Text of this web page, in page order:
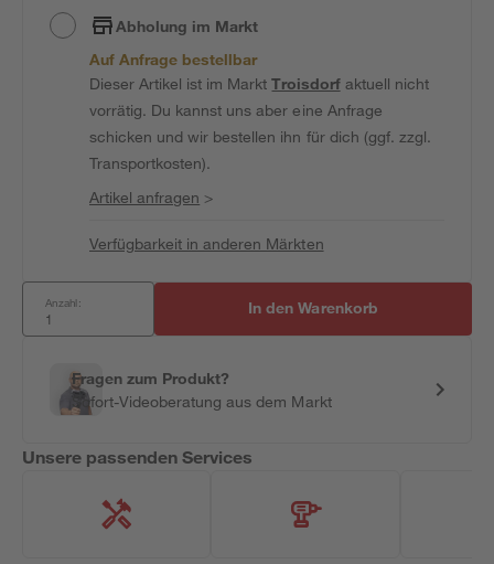
Abholung im Markt
Auf Anfrage bestellbar
Dieser Artikel ist im MarktTroisdorfaktuell nicht
vorrätig. Du kannst uns aber eine Anfrage
schicken und wir bestellen ihn für dich (ggf. zzgl.
Transportkosten).
Artikel anfragen >
Verfügbarkeit in anderen Märkten
Anzahl: In den Warenkorb
Fragen zum Produkt?
Sofort-Videoberatung aus dem Markt
Unsere passenden Services